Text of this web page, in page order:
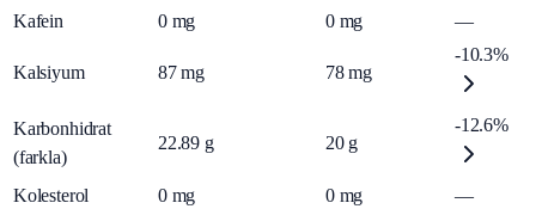
Kafein 0 mg 0 mg —
Kalsiyum 87 mg 78 mg
-10.3%
Karbonhidrat
(farkla)
22.89 g 20 g
-12.6%
Kolesterol 0 mg 0 mg —